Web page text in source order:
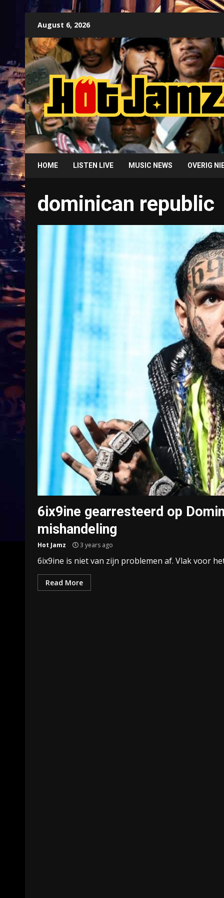
content
August 6, 2026
HOME LISTEN LIVE MUSIC NEWS OVERIG
dominican republic
6ix9ine gearresteerd op
mishandeling
Hot Jamz 3 years ago
6ix9ine is niet van zijn problemen af. Vlak voor
Read More
Treinkaartjes worden duurder,
abonnementen verdwijnen